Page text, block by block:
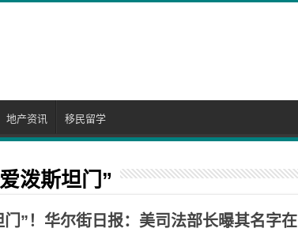
地产资讯 移民留学
泼斯坦门”
”！华尔街日报：美司法部长曝其名字在